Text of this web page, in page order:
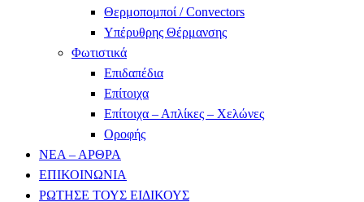
Θερμοπομποί / Convectors
Υπέρυθρης Θέρμανσης
Φωτιστικά
Επιδαπέδια
Επίτοιχα
Επίτοιχα – Απλίκες – Χελώνες
Οροφής
ΝΕΑ – ΑΡΘΡΑ
ΕΠΙΚΟΙΝΩΝΙΑ
ΡΩΤΗΣΕ ΤΟΥΣ ΕΙΔΙΚΟΥΣ